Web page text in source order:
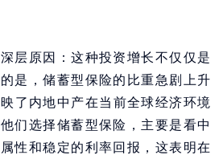
层原因：这种投资增长不仅仅是
是，储蓄型保险的比重急剧上升
了内地中产在当前全球经济环境
们选择储蓄型保险，主要是看中
性和稳定的利率回报，这表明在